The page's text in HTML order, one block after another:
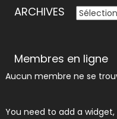
ARCHIVES ARCHIVES
Membres en ligne
Aucun membre ne se
You need to add a